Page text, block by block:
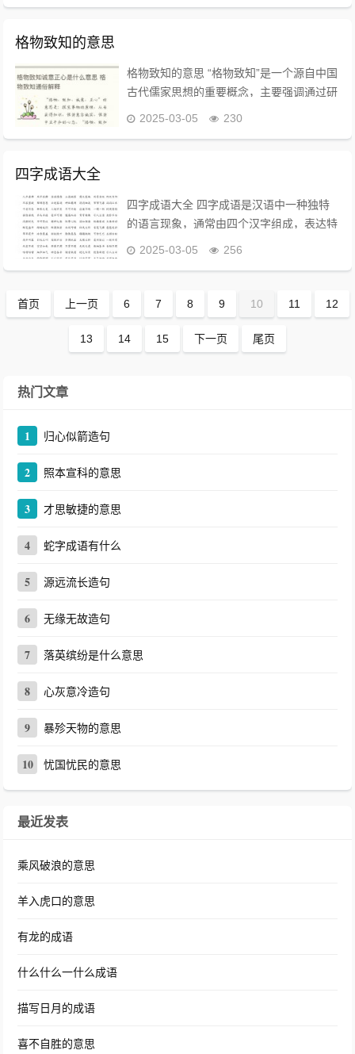
格物致知的意思
格物致知的意思 “格物致知”是一个源自中国
古代儒家思想的重要概念，主要强调通过研
2025-03-05 230
四字成语大全
四字成语大全 四字成语是汉语中一种独特
的语言现象，通常由四个汉字组成，表达特
2025-03-05 256
首页 上一页 6 7 8 9 10 11 12
13 14 15 下一页 尾页
热门文章
1 归心似箭造句
2 照本宣科的意思
3 才思敏捷的意思
4 蛇字成语有什么
5 源远流长造句
6 无缘无故造句
7 落英缤纷是什么意思
8 心灰意冷造句
9 暴殄天物的意思
10 忧国忧民的意思
最近发表
乘风破浪的意思
羊入虎口的意思
有龙的成语
什么什么一什么成语
描写日月的成语
喜不自胜的意思